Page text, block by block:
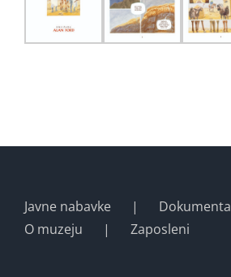
Javne nabavke
Dokumenta
O muzeju
Zaposleni